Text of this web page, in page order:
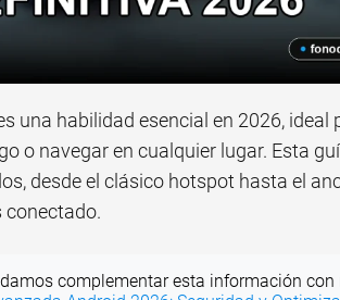
una habilidad esencial en 2026, ideal
o navegar en cualquier lugar. Esta
desde el clásico hotspot hasta el
conectado.
complementar esta información con